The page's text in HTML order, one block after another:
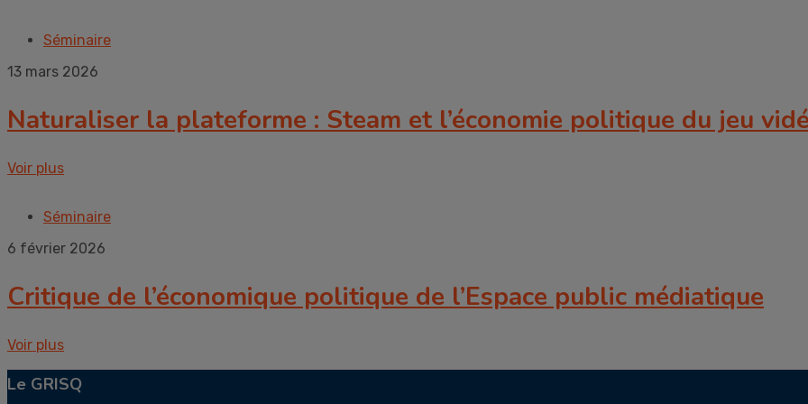
Séminaire
13 mars 2026
Naturaliser la plateforme : Steam et l’économie politique du jeu
Voir plus
Séminaire
6 février 2026
Critique de l’économique politique de l’Espace public médiatique
Voir plus
Le GRISQ